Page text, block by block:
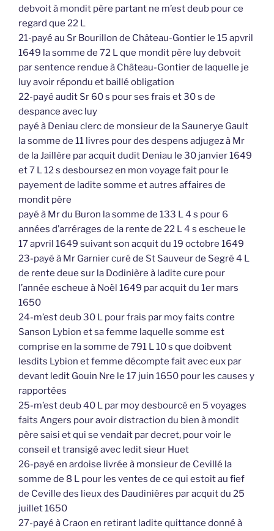
debvoit à mondit père partant ne m’est deub pour ce
regard que 22 L
21-payé au Sr Bourillon de Château-Gontier le 15 apvril
1649 la somme de 72 L que mondit père luy debvoit
par sentence rendue à Château-Gontier de laquelle je
luy avoir répondu et baillé obligation
22-payé audit Sr 60 s pour ses frais et 30 s de
despance avec luy
payé à Deniau clerc de monsieur de la Saunerye Gault
la somme de 11 livres pour des despens adjugez à Mr
de la Jaillère par acquit dudit Deniau le 30 janvier 1649
et 7 L 12 s desboursez en mon voyage fait pour le
payement de ladite somme et autres affaires de
mondit père
payé à Mr du Buron la somme de 133 L 4 s pour 6
années d’arrérages de la rente de 22 L 4 s escheue le
17 apvril 1649 suivant son acquit du 19 octobre 1649
23-payé à Mr Garnier curé de St Sauveur de Segré 4 L
de rente deue sur la Dodinière à ladite cure pour
l’année escheue à Noël 1649 par acquit du 1er mars
1650
24-m’est deub 30 L pour frais par moy faits contre
Sanson Lybion et sa femme laquelle somme est
comprise en la somme de 791 L 10 s que doibvent
lesdits Lybion et femme décompte fait avec eux par
devant ledit Gouin Nre le 17 juin 1650 pour les causes y
rapportées
25-m’est deub 40 L par moy desbourcé en 5 voyages
faits Angers pour avoir distraction du bien à mondit
père saisi et qui se vendait par decret, pour voir le
conseil et transigé avec ledit sieur Huet
26-payé en ardoise livrée à monsieur de Cevillé la
somme de 8 L pour les ventes de ce qui estoit au fief
de Ceville des lieux des Daudinières par acquit du 25
juillet 1650
27-payé à Craon en retirant ladite quittance donné à